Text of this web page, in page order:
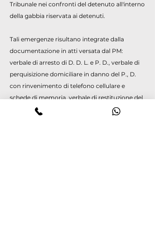
Tribunale nei confronti del detenuto all'interno
della gabbia riservata ai detenuti.
Tali emergenze risultano integrate dalla
documentazione in atti versata dal PM:
verbale di arresto di D. D. L. e P. D., verbale di
perquisizione domiciliare in danno del P., D.
con rinvenimento di telefono cellulare e
schede di memoria, verbale di restituzione del
telefono e delle schede a C. V. E.M., sequestro